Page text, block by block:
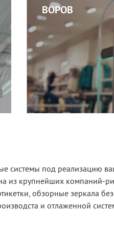
ВОРОВ
системы под реализацию
из крупнейших компаний-
обзорные зеркала
и отлаженной